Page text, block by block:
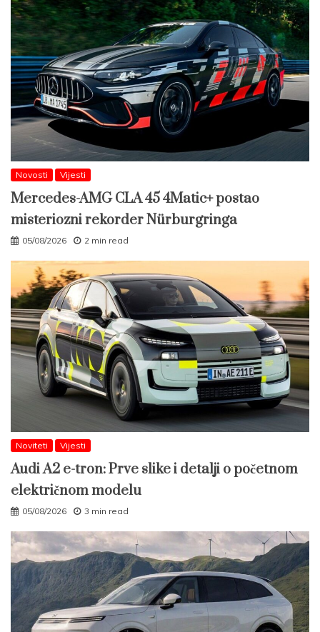
Novosti Vijesti
Mercedes-AMG CLA 45 4Matic+ postao
misteriozni rekorder Nürburgringa
05/08/2026 2 min read
Noviteti Vijesti
Audi A2 e-tron: Prve slike i detalji o početnom
električnom modelu
05/08/2026 3 min read